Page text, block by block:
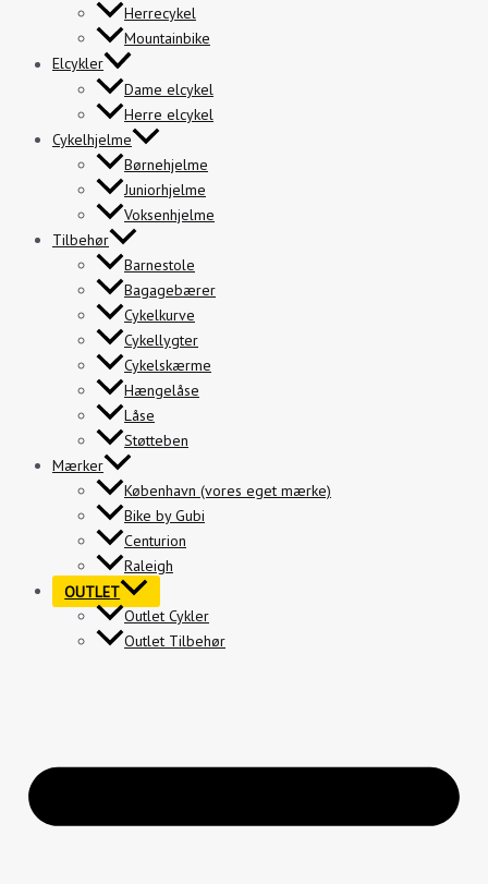
Herrecykel
Mountainbike
Elcykler
Dame elcykel
Herre elcykel
Cykelhjelme
Børnehjelme
Juniorhjelme
Voksenhjelme
Tilbehør
Barnestole
Bagagebærer
Cykelkurve
Cykellygter
Cykelskærme
Hængelåse
Låse
Støtteben
Mærker
København (vores eget mærke)
Bike by Gubi
Centurion
Raleigh
OUTLET
Outlet Cykler
Outlet Tilbehør